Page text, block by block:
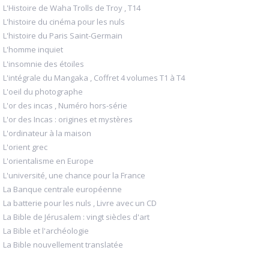
L'Histoire de Waha Trolls de Troy , T14
L'histoire du cinéma pour les nuls
L'histoire du Paris Saint-Germain
L'homme inquiet
L'insomnie des étoiles
L'intégrale du Mangaka , Coffret 4 volumes T1 à T4
L'oeil du photographe
L'or des incas , Numéro hors-série
L'or des Incas : origines et mystères
L'ordinateur à la maison
L'orient grec
L'orientalisme en Europe
L'université, une chance pour la France
La Banque centrale européenne
La batterie pour les nuls , Livre avec un CD
La Bible de Jérusalem : vingt siècles d'art
La Bible et l'archéologie
La Bible nouvellement translatée